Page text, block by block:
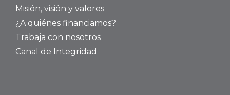
Misión, visión y valores
¿A quiénes financiamos?
Trabaja con nosotros
Canal de Integridad